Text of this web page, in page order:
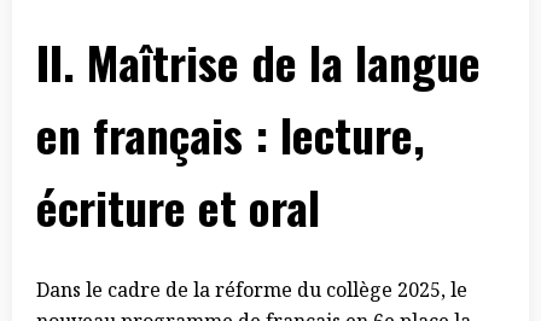
II. Maîtrise de la langue
en français : lecture,
écriture et oral
Dans le cadre de la réforme du collège 2025, le